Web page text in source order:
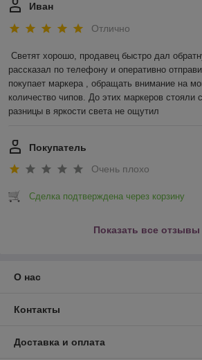
Иван
Отлично
Светят хорошо, продавец быстро дал
рассказал по телефону и оперативно
покупает маркера , обращать внимание на
количество чипов. До этих маркеров стояли
разницы в яркости света не ощутил
Покупатель
Очень плохо
Сделка подтверждена через корзину
Показать все отзывы
О нас
Контакты
Доставка и оплата